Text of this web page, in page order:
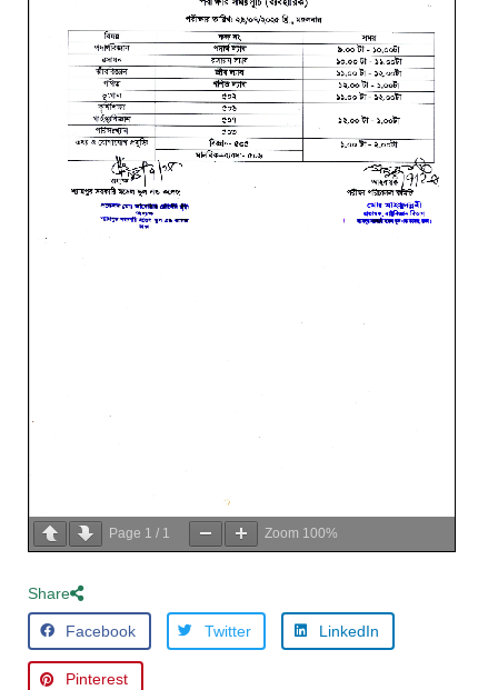
Page 1 / 1 Zoom 100%
Share
Facebook Twitter LinkedIn
Pinterest